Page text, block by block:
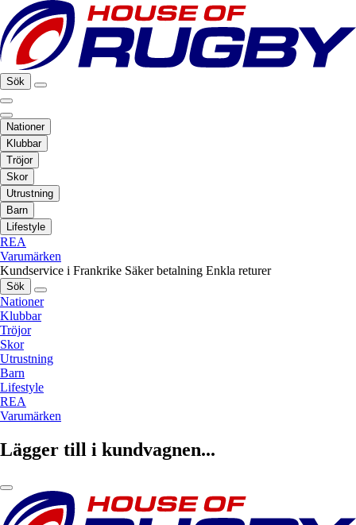
Sök
Nationer
Klubbar
Tröjor
Skor
Utrustning
Barn
Lifestyle
REA
Varumärken
Kundservice i Frankrike Säker betalning Enkla returer
Sök
Nationer
Klubbar
Tröjor
Skor
Utrustning
Barn
Lifestyle
REA
Varumärken
Lägger till i kundvagnen...